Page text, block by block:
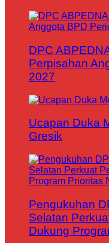
DPC
Perpisahan
2027
Ucapan Duka
Gresik
Pengukuhan
Selatan
Dukung